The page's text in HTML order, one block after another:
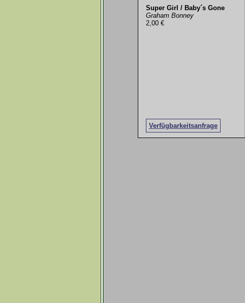
Super Girl / Baby´s Gone
Graham Bonney
2,00 €
Verfügbarkeitsanfrage